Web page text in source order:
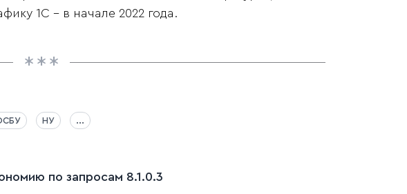
1С - в начале 2022 года.
НУ ...
по запросам 8.1.0.3